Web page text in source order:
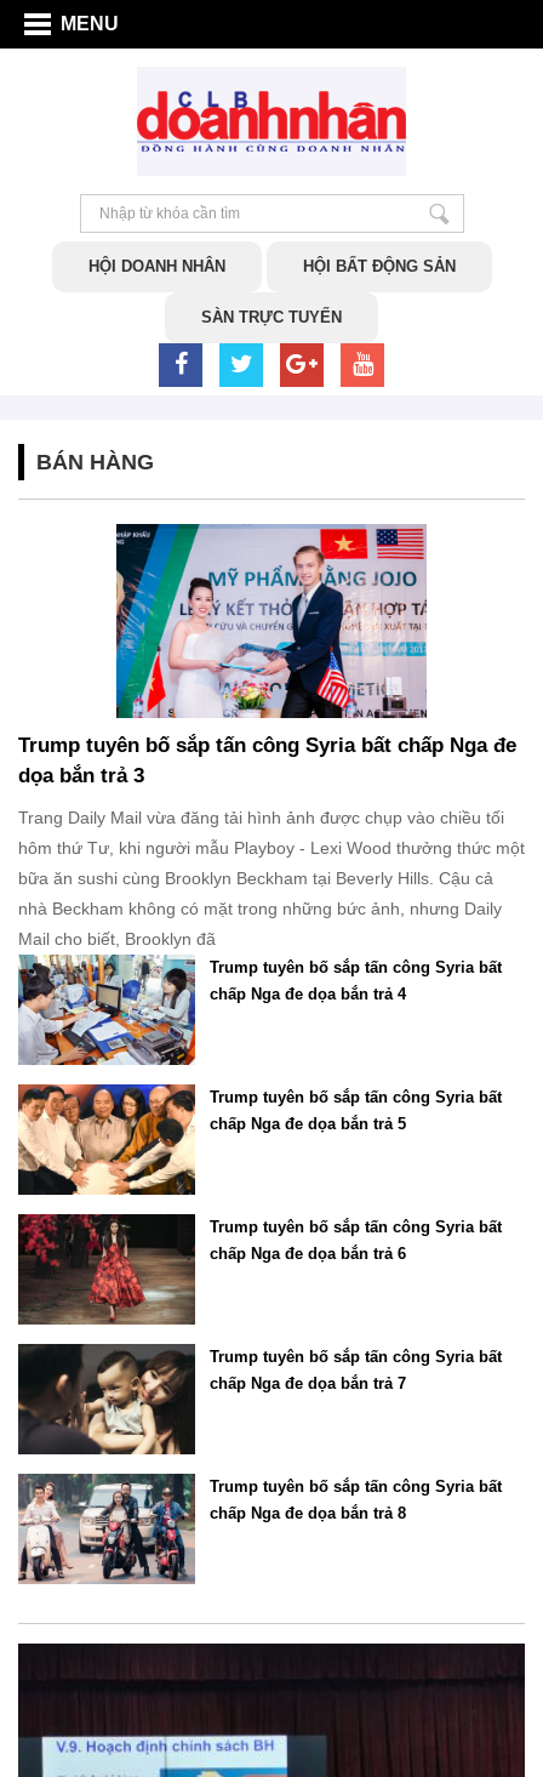
MENU
HỘI DOANH NHÂN HỘI BẤT ĐỘNG SẢN
SÀN TRỰC TUYẾN
BÁN HÀNG
Trump tuyên bố sắp tấn công Syria bất chấp Nga đe
dọa bắn trả 3
Trang Daily Mail vừa đăng tải hình ảnh được chụp vào chiều tối
hôm thứ Tư, khi người mẫu Playboy - Lexi Wood thưởng thức một
bữa ăn sushi cùng Brooklyn Beckham tại Beverly Hills. Cậu cả
nhà Beckham không có mặt trong những bức ảnh, nhưng Daily
Mail cho biết, Brooklyn đã
Trump tuyên bố sắp tấn công Syria bất
chấp Nga đe dọa bắn trả 4
Trump tuyên bố sắp tấn công Syria bất
chấp Nga đe dọa bắn trả 5
Trump tuyên bố sắp tấn công Syria bất
chấp Nga đe dọa bắn trả 6
Trump tuyên bố sắp tấn công Syria bất
chấp Nga đe dọa bắn trả 7
Trump tuyên bố sắp tấn công Syria bất
chấp Nga đe dọa bắn trả 8